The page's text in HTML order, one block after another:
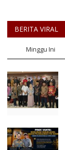
BERITA VIRAL
Minggu Ini